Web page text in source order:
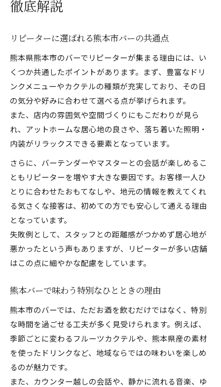
徹底解説
リピーターに選ばれる熊本市バーの共通点
熊本県熊本市のバーでリピーターが集まる理由には、い
くつか共通したポイントがあります。まず、豊富なドリ
ンクメニューやカクテルの種類が充実しており、その日
の気分や好みに合わせて選べる点が挙げられます。
また、店内の雰囲気や空間づくりにもこだわりが見ら
れ、アットホームな居心地の良さや、落ち着いた照明・
内装がリラックスできる要素となっています。
さらに、バーテンダーやマスターとの会話が楽しめるこ
ともリピーターを増やす大きな要因です。お客様一人ひ
とりに合わせたおもてなしや、地元の情報を教えてくれ
る気さくな接客は、初めての方でも安心して通える理由
となっています。
失敗例として、スタッフとの距離感がつかめず居心地が
悪かったという声もありますが、リピーターが多い店舗
はこの点に細やかな配慮をしています。
熊本バーで味わう特別なひとときの理由
熊本市のバーでは、ただお酒を飲むだけではなく、特別
な時間を過ごせる工夫が多く見受けられます。例えば、
季節ごとに変わるフルーツカクテルや、熊本県産の素材
を使ったドリンクなど、地域ならではの味わいを楽しめ
るのが魅力です。
また、カウンター越しの会話や、静かに流れる音楽、ゆ